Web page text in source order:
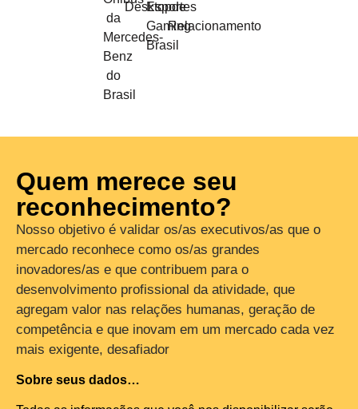
da
Mercedes-
Benz
do
Brasil
Desktop
Esportes
Gaming
Brasil
de
Relacionamento
Quem merece seu
reconhecimento?
Nosso objetivo é validar os/as executivos/as que o
mercado reconhece como os/as grandes
inovadores/as e que contribuem para o
desenvolvimento profissional da atividade, que
agregam valor nas relações humanas, geração de
competência e que inovam em um mercado cada vez
mais exigente, desafiador
Sobre seus dados…